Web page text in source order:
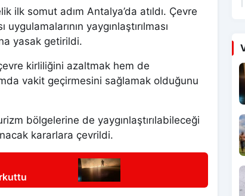
ilk somut adım Antalya’da atıldı. Çevre
yaygınlaştırılması
yasak getirildi.
kirliliğini azaltmak hem de
vakit geçirmesini sağlamak olduğunu
bölgelerine de yaygınlaştırılabileceği
kararlara çevrildi.